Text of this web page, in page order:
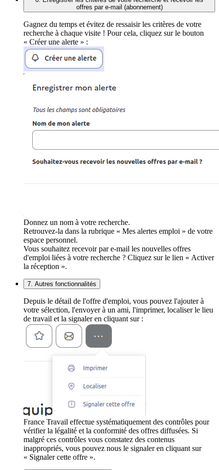
offres par e-mail (abonnement)
Gagnez du temps et évitez de ressaisir les critères de votre
recherche à chaque visite ! Pour cela, cliquez sur le bouton
« Créer une alerte » :
Donnez un nom à votre recherche.
Retrouvez-la dans la rubrique « Mes alertes emploi » de votre
espace personnel.
Vous souhaitez recevoir par e-mail les nouvelles offres
d'emploi liées à votre recherche ? Cliquez sur le lien « Activer
la réception ».
7. Autres fonctionnalités
Depuis le détail de l'offre d'emploi, vous pouvez l'ajouter à
votre sélection, l'envoyer à un ami, l'imprimer, localiser le lieu
de travail et la signaler en cliquant sur :
France Travail effectue systématiquement des contrôles pour
vérifier la légalité et la conformité des offres diffusées. Si
malgré ces contrôles vous constatez des contenus
inappropriés, vous pouvez nous le signaler en cliquant sur
« Signaler cette offre ».